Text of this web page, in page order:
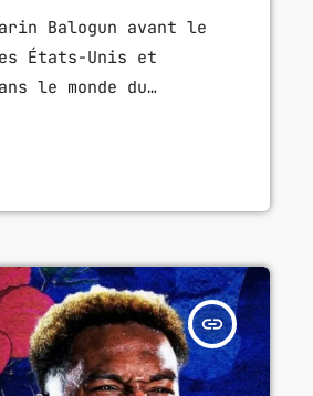
Balogun avant le
États-Unis et
le monde du
est
insert_link